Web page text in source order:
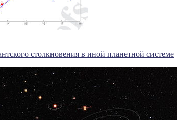
столкновения в иной планетной системе